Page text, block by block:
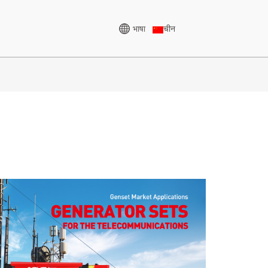
केव्हीए
केव्हीए
केव्हीए
केव्हीए
एमएस सिरीज ७१५-२५०० केव्हीए
भाषा चीन